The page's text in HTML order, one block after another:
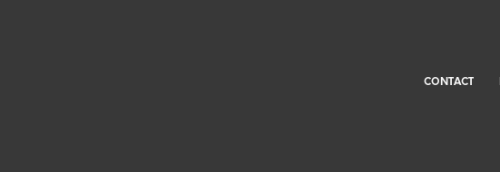
CONTACT